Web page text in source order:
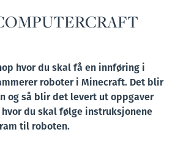
hvor du skal få en innføring i
roboter i Minecraft. Det blir
og så blir det levert ut oppgaver
du skal følge instruksjonene
til roboten.